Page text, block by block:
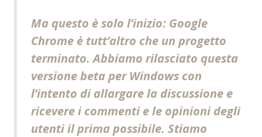
Ma questo è solo l’inizio: Google
Chrome è tutt’altro che un progetto
terminato. Abbiamo rilasciato questa
versione beta per Windows con
l’intento di allargare la discussione e
ricevere i commenti e le opinioni degli
utenti il prima possibile. Stiamo